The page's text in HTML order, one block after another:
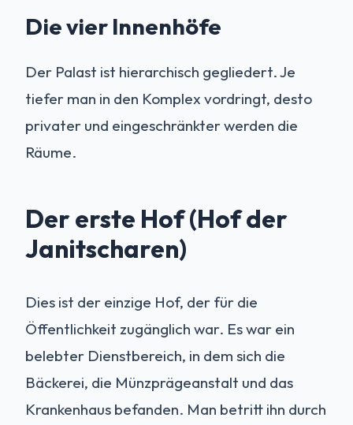
Die vier Innenhöfe
Der Palast ist hierarchisch gegliedert. Je
tiefer man in den Komplex vordringt, desto
privater und eingeschränkter werden die
Räume.
Der erste Hof (Hof der
Janitscharen)
Dies ist der einzige Hof, der für die
Öffentlichkeit zugänglich war. Es war ein
belebter Dienstbereich, in dem sich die
Bäckerei, die Münzprägeanstalt und das
Krankenhaus befanden. Man betritt ihn durch